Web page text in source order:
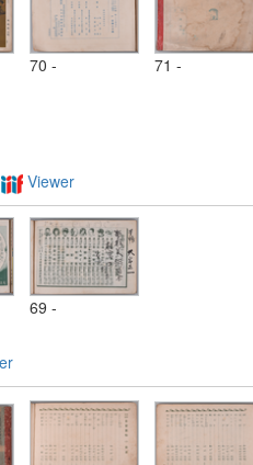
70 - 71 -
Viewer
69 -